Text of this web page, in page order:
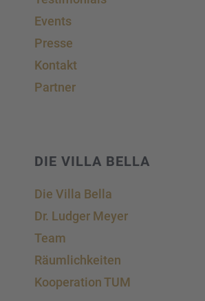
Events
Presse
Kontakt
Partner
DIE VILLA BELLA
Die Villa Bella
Dr. Ludger Meyer
Team
Räumlich­kei­ten
Koope­ra­tion TUM